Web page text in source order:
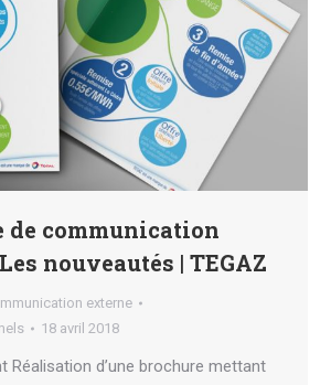
de communication
nouveautés | TEGAZ
externe
18 avril 2018
Réalisation d’une brochure mettant